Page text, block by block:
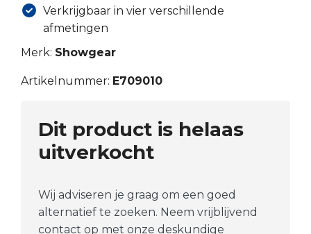
Verkrijgbaar in vier verschillende
afmetingen
Merk: Showgear
Artikelnummer: E709010
Dit product is helaas
uitverkocht
Wij adviseren je graag om een goed
alternatief te zoeken. Neem vrijblijvend
contact op met onze deskundige